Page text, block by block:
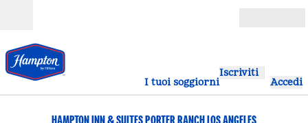
I tuoi soggiorni
Iscriviti
Accedi